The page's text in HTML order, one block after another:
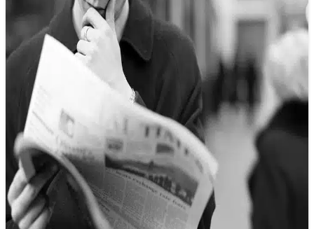
Neo giữ cảm xúc của độc giả
19/12/2024 09:06
Làm thế nào để giữ được cảm xúc của người đọc báo khi
họ đang sống giữa một thế giới mà cảm xúc…